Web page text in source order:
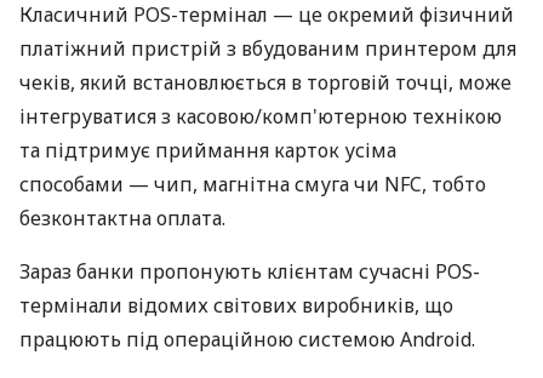
Класичний POS-термінал — це окремий фізичний
платіжний пристрій з вбудованим принтером для
чеків, який встановлюється в торговій точці, може
інтегруватися з касовою/комп'ютерною технікою
та підтримує приймання карток усіма
способами — чип, магнітна смуга чи NFC, тобто
безконтактна оплата.
Зараз банки пропонують клієнтам сучасні POS-
термінали відомих світових виробників, що
працюють під операційною системою Android.